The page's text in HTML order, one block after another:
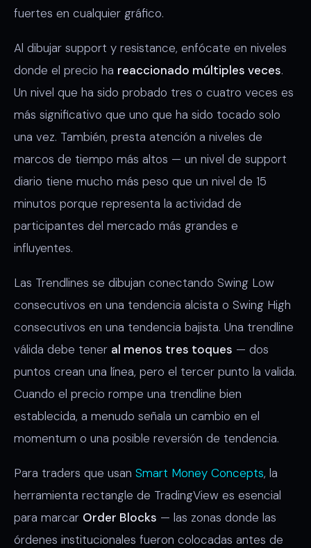
fuertes en cualquier gráfico.
Al dibujar support y resistance, enfócate en niveles
donde el precio ha reaccionado múltiples veces.
Un nivel que ha sido probado tres o cuatro veces es
más significativo que uno que ha sido tocado solo
una vez. También, presta atención a niveles de
marcos de tiempo más altos — un nivel de support
diario tiene mucho más peso que un nivel de 15
minutos porque representa la actividad de
participantes del mercado más grandes e
influyentes.
Las Trendlines se dibujan conectando Swing Low
consecutivos en una tendencia alcista o Swing High
consecutivos en una tendencia bajista. Una trendline
válida debe tener al menos tres toques — dos
puntos crean una línea, pero el tercer punto la valida.
Cuando el precio rompe una trendline bien
establecida, a menudo señala un cambio en el
momentum o una posible reversión de tendencia.
Para traders que usan Smart Money Concepts, la
herramienta rectangle de TradingView es esencial
para marcar Order Blocks — las zonas donde las
órdenes institucionales fueron colocadas antes de